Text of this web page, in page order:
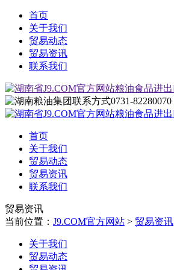
首页
关于我们
贸易动态
贸易资讯
联系我们
0731-82280070
首页
关于我们
贸易动态
贸易资讯
联系我们
贸易资讯
当前位置： J9.COM官方网站 > 贸易资讯
关于我们
贸易动态